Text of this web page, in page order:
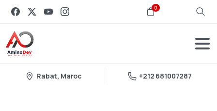
0
Rabat, Maroc +212 681007287